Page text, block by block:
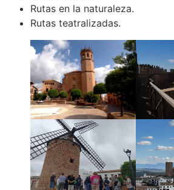
Rutas en la naturaleza.
Rutas teatralizadas.